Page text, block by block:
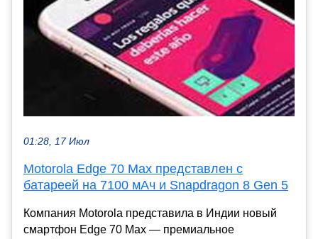
01:28, 17 Июл
Motorola Edge 70 Max представлен с
батареей на 7100 мАч и Snapdragon 8 Gen 5
Компания Motorola представила в Индии новый
смартфон Edge 70 Max — премиальное